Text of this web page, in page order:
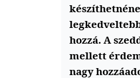
hozzá. A
mellett
nagy